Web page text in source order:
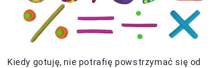
Kiedy gotuję, nie potrafię powstrzymać się od